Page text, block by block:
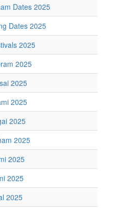
Dates 2025
Dates 2025
2025
2025
2025
2025
2025
2025
2025
2025
2025